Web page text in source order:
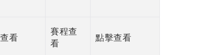
看
賽程查
看
點擊查看